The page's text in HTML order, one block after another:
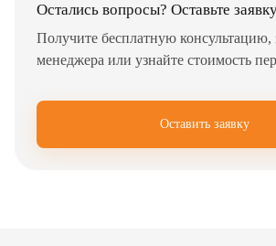
Остались вопросы? Оставьте
Получите бесплатную консультацию,
менеджера или узнайте стоимость
Оставить заявку